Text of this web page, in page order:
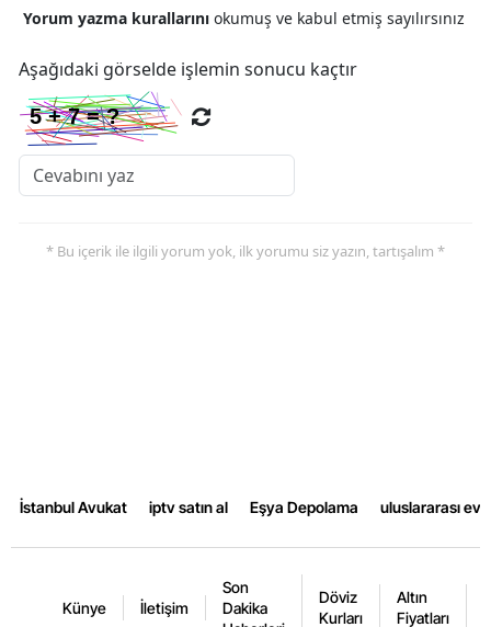
Yorum yazma kurallarını okumuş ve kabul etmiş sayılırsınız
Aşağıdaki görselde işlemin sonucu kaçtır
* Bu içerik ile ilgili yorum yok, ilk yorumu siz yazın, tartışalım *
İstanbul Avukat iptv satın al Eşya Depolama uluslararası
Künye İletişim
Son
Dakika
Döviz
Kurları
Altın
Fiyatları